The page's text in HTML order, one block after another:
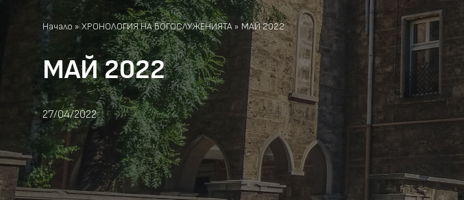
Начало »ХРОНОЛОГИЯ НА БОГОСЛУЖЕНИЯТА » МАЙ 2022
МАЙ 2022
27/04/2022